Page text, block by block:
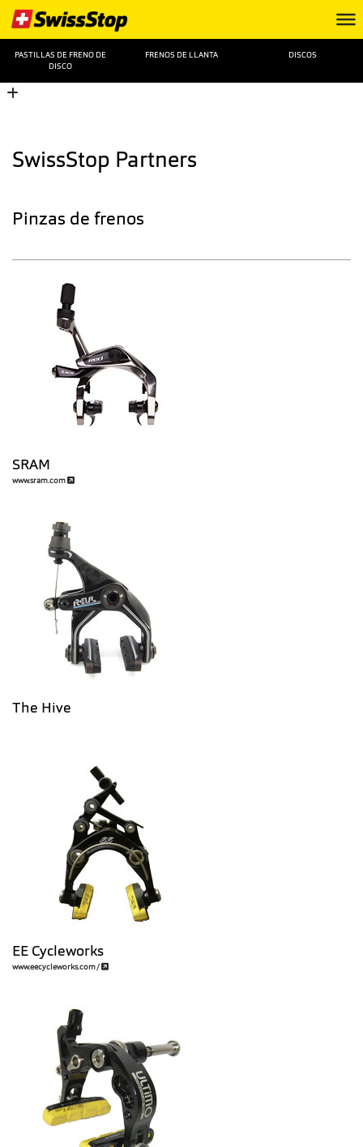
PASTILLAS DE FRENO DE
DISCO
FRENOS DE LLANTA DISCOS
SwissStop Partners
Pinzas de frenos
SRAM
www.sram.com
The Hive
EE Cycleworks
www.eecycleworks.com/